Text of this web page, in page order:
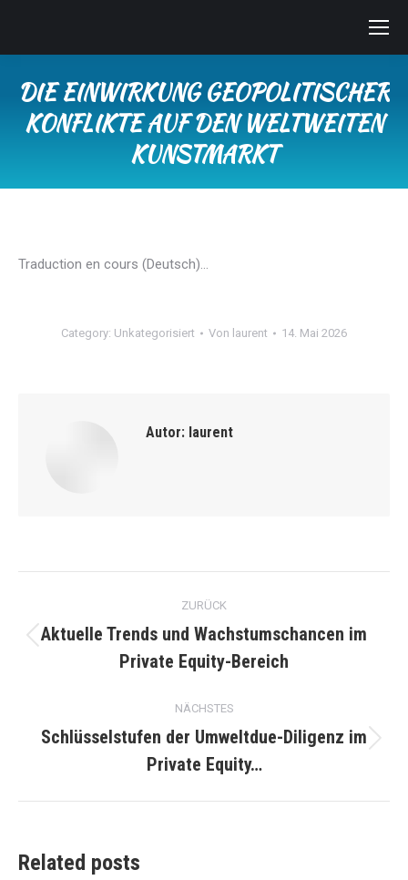
DIE EINWIRKUNG GEOPOLITISCHER
KONFLIKTE AUF DEN WELTWEITEN
KUNSTMARKT
Traduction en cours (Deutsch)…
Category: Unkategorisiert Von laurent 14. Mai 2026
Autor: laurent
Kommentarnavigation
ZURÜCK
Beitrag:
Aktuelle Trends und Wachstumschancen im
Private Equity-Bereich
NÄCHSTES
Beitrag:
Schlüsselstufen der Umweltdue-Diligenz im
Private Equity…
Related posts